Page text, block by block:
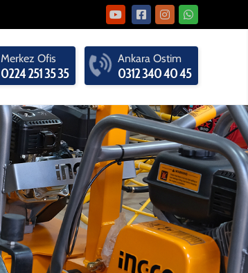
Merkez Ofis
0224 251 35 35
Ankara Ostim
0312 340 40 45